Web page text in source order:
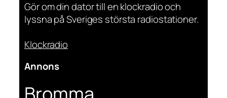
Gör om din dator till en klockradio och
lyssna på Sveriges största radiostationer.
Klockradio
Annons